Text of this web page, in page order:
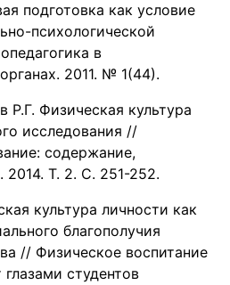
подготовка как условие
психологической
в
2011. № 1(44).
Р.Г. Физическая культура
исследования //
содержание,
2014. Т. 2. С. 251-252.
культура личности как
благополучия
// Физическое воспитание
студентов